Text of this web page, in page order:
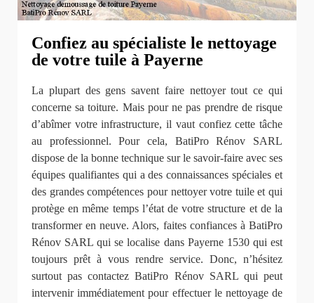
Confiez au spécialiste le nettoyage
de votre tuile à Payerne
La plupart des gens savent faire nettoyer tout ce qui
concerne sa toiture. Mais pour ne pas prendre de risque
d’abîmer votre infrastructure, il vaut confiez cette tâche
au professionnel. Pour cela, BatiPro Rénov SARL
dispose de la bonne technique sur le savoir-faire avec ses
équipes qualifiantes qui a des connaissances spéciales et
des grandes compétences pour nettoyer votre tuile et qui
protège en même temps l’état de votre structure et de la
transformer en neuve. Alors, faites confiances à BatiPro
Rénov SARL qui se localise dans Payerne 1530 qui est
toujours prêt à vous rendre service. Donc, n’hésitez
surtout pas contactez BatiPro Rénov SARL qui peut
intervenir immédiatement pour effectuer le nettoyage de